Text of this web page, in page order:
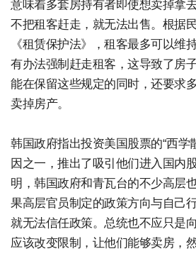
意味着多套房持有者即使想卖掉拿
不把租客赶走，就无法出售。根据
《租赁保护法》，租客最多可以维
有办法强制赶走租客，这导致了房
能在保留这些规定的同时，还要求
卖掉房产。
韩国政府指出投资美国股票的“西学
因之一，推出了吸引他们进入国内
明，韩国政府和青瓦台的不少高层
果高层官员制定的政策方向与自己
就无法信任政策。总统也不应只是
应该改变限制，让他们能够卖房，